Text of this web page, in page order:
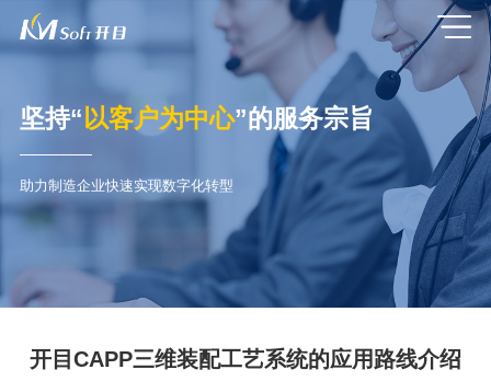
坚持“ 以客户为中心”的服务宗旨
助力制造企业快速实现数字化转型
开目CAPP三维装配工艺系统的应用路线介绍